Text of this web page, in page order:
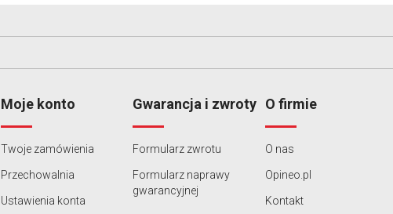
Moje konto
Twoje zamówienia
Przechowalnia
Ustawienia konta
Gwarancja i zwroty
Formularz zwrotu
Formularz naprawy
gwarancyjnej
O firmie
O nas
Opineo.pl
Kontakt